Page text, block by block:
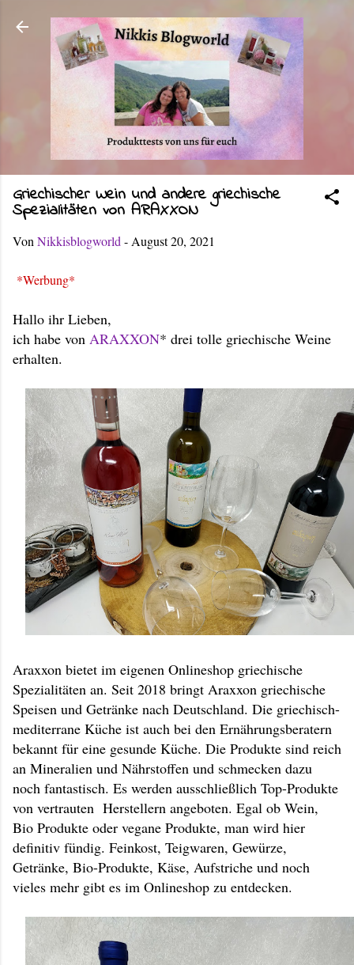
Direkt zum Hauptbereich
Griechischer Wein und andere griechische
Spezialitäten von ARAXXON
Von Nikkisblogworld - August 20, 2021
*Werbung*
Hallo ihr Lieben,
ich habe von ARAXXON* drei tolle griechische Weine
erhalten.
Araxxon bietet im eigenen Onlineshop griechische
Spezialitäten an. Seit 2018 bringt Araxxon griechische
Speisen und Getränke nach Deutschland. Die griechisch-
mediterrane Küche ist auch bei den Ernährungsberatern
bekannt für eine gesunde Küche. Die Produkte sind reich
an Mineralien und Nährstoffen und schmecken dazu
noch fantastisch. Es werden ausschließlich Top-Produkte
von vertrauten Herstellern angeboten. Egal ob Wein,
Bio Produkte oder vegane Produkte, man wird hier
definitiv fündig. Feinkost, Teigwaren, Gewürze,
Getränke, Bio-Produkte, Käse, Aufstriche und noch
vieles mehr gibt es im Onlineshop zu entdecken.